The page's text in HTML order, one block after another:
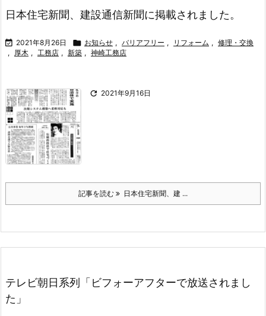
日本住宅新聞、建設通信新聞に掲載されました。
 2021年8月26日  お知らせ , バリアフリー , リフォーム , 修理・交換
,
厚木 , 工務店 , 新築 , 神崎工務店
 2021年9月16日
記事を読む 日本住宅新聞、建 ...
テレビ朝日系列「ビフォーアフターで放送されまし
た」